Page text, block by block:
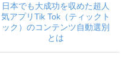
日本でも大成功を収めた超人
気アプリTik Tok（ティックト
ック）のコンテンツ自動選別
とは